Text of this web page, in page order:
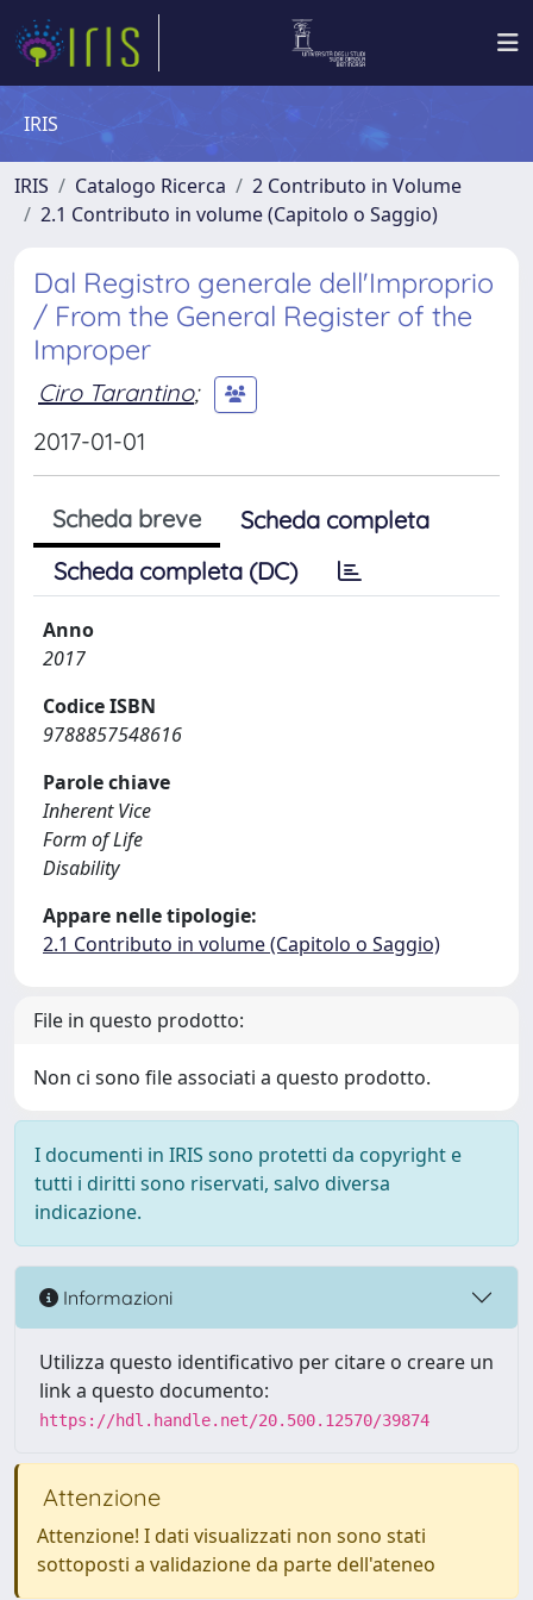
IRIS
IRIS Catalogo Ricerca
2 Contributo in Volume
2.1 Contributo in volume (Capitolo o Saggio)
Dal Registro generale dell'Improprio
/ From the General Register of the
Improper
Ciro Tarantino;
2017-01-01
Scheda breve
Scheda completa
Scheda completa (DC)
Anno
2017
Codice ISBN
9788857548616
Parole chiave
Inherent Vice
Form of Life
Disability
Appare nelle tipologie:
2.1 Contributo in volume (Capitolo o Saggio)
File in questo prodotto:
Non ci sono file associati a questo prodotto.
I documenti in IRIS sono protetti da copyright e
tutti i diritti sono riservati, salvo diversa
indicazione.
Informazioni
Utilizza questo identificativo per citare o creare un
link a questo documento:
https://hdl.handle.net/20.500.12570/39874
Attenzione
Attenzione! I dati visualizzati non sono stati
sottoposti a validazione da parte dell'ateneo